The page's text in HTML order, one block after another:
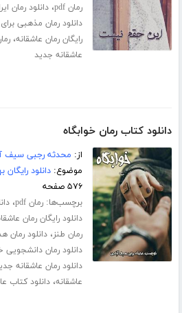
رمان pdf ،دانلود رمان
دانلود رمان مذهبی
رایگان رمان عاشقانه،
عاشقانه جدید
دانلود کتاب رمان خوابگاه
از: محدثه رجبی سیف
موضوع:دانلود رایگان
۵۷۶ صفحه
برچسب‌ها:رمان pdf ،
دانلود رایگان رمان
رمان طنز،دانلود رمان
دانلود رمان دانشجویی
دانلود رمان عاشقانه
عاشقانه،دانلود کتاب